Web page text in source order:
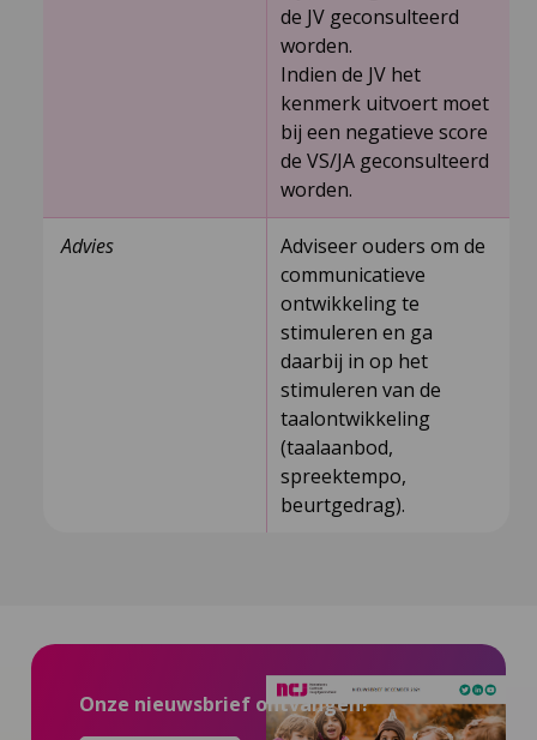
de JV geconsulteerd
worden.
Indien de JV het
kenmerk uitvoert moet
bij een negatieve score
de VS/JA geconsulteerd
worden.
Advies
Adviseer ouders om de
communicatieve
ontwikkeling te
stimuleren en ga
daarbij in op het
stimuleren van de
taalontwikkeling
(taalaanbod,
spreektempo,
beurtgedrag).
Onze nieuwsbrief ontvangen?